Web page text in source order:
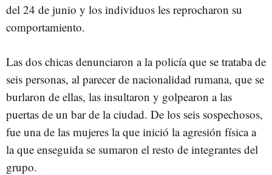
del 24 de junio y los individuos les reprocharon su
comportamiento.
Las dos chicas denunciaron a la policía que se trataba de
seis personas, al parecer de nacionalidad rumana, que se
burlaron de ellas, las insultaron y golpearon a las
puertas de un bar de la ciudad. De los seis sospechosos,
fue una de las mujeres la que inició la agresión física a
la que enseguida se sumaron el resto de integrantes del
grupo.